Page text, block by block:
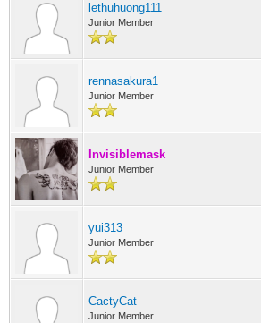
lethuhuong111
Junior Member
rennasakura1
Junior Member
Invisiblemask
Junior Member
yui313
Junior Member
CactyCat
Junior Member